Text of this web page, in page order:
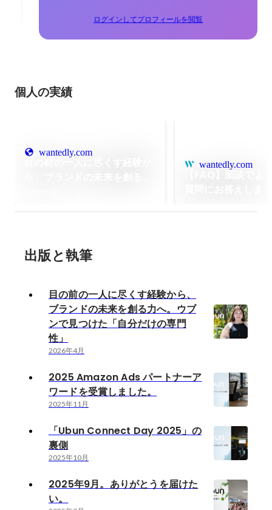
ログインしてプロフィールを閲覧
個人の実績
wantedly.com
wantedly.com
出版と執筆
目の前の一人に尽くす経験から、
ブランドの未来を創る力へ。ウブ
ンで見つけた「自分だけの専門
性」
2026年4月
2025 Amazon Ads パートナーア
ワードを受賞しました。
2025年11月
「Ubun Connect Day 2025」の
裏側
2025年10月
2025年9月。ありがとうを届けた
い。